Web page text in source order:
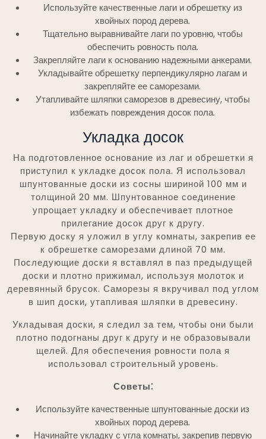
Используйте качественные лаги и обрешетку из
хвойных пород дерева.
Тщательно выравнивайте лаги по уровню, чтобы
обеспечить ровность пола.
Закрепляйте лаги к основанию надежными анкерами.
Укладывайте обрешетку перпендикулярно лагам и
закрепляйте ее саморезами.
Утапливайте шляпки саморезов в древесину, чтобы
избежать повреждения досок пола.
Укладка досок
На подготовленное основание из лаг и обрешетки я
приступил к укладке досок пола. Я использовал
шпунтованные доски из сосны шириной 100 мм и
толщиной 20 мм. Шпунтованное соединение
упрощает укладку и обеспечивает плотное
прилегание досок друг к другу.
Первую доску я уложил в углу комнаты, закрепив ее
к обрешетке саморезами длиной 70 мм.
Последующие доски я вставлял в паз предыдущей
доски и плотно прижимал, используя молоток и
деревянный брусок. Саморезы я вкручивал под углом
в шип доски, утапливая шляпки в древесину.
Укладывая доски, я следил за тем, чтобы они были
плотно подогнаны друг к другу и не образовывали
щелей. Для обеспечения ровности пола я
использовал строительный уровень.
Советы⁚
Используйте качественные шпунтованные доски из
хвойных пород дерева.
Начинайте укладку с угла комнаты, закрепив первую